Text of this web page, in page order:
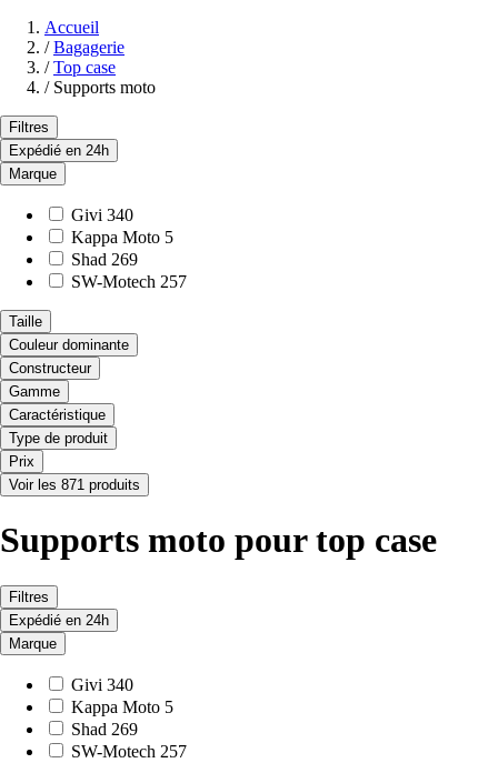
Accueil
/ Bagagerie
/ Top case
/ Supports moto
Filtres
Expédié en 24h
Marque
Givi 340
Kappa Moto 5
Shad 269
SW-Motech 257
Taille
Couleur dominante
Constructeur
Gamme
Caractéristique
Type de produit
Prix
Voir les 871 produits
Supports moto pour top case
Filtres
Expédié en 24h
Marque
Givi 340
Kappa Moto 5
Shad 269
SW-Motech 257